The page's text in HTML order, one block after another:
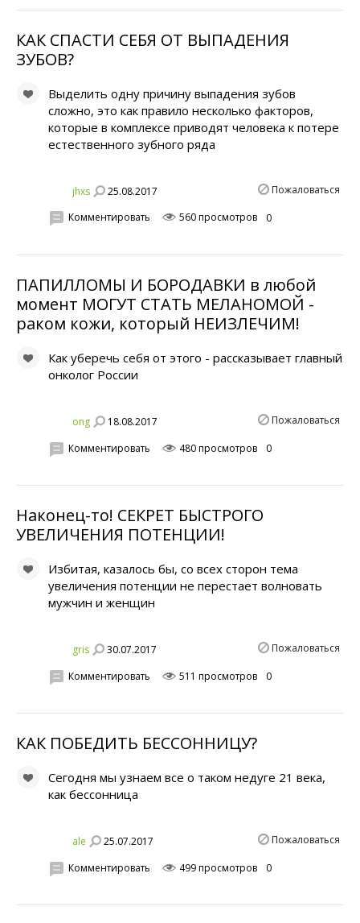
КАК СПАСТИ СЕБЯ ОТ ВЫПАДЕНИЯ
ЗУБОВ?
Выделить одну причину выпадения зубов
сложно, это как правило несколько факторов,
которые в комплексе приводят человека к потере
естественного зубного ряда
jhxs 25.08.2017 Пожаловаться
Комментировать 560 просмотров 0
ПАПИЛЛОМЫ И БОРОДАВКИ в любой
момент МОГУТ СТАТЬ МЕЛАНОМОЙ -
раком кожи, который НЕИЗЛЕЧИM!
Как уберечь себя от этого - рассказывает главный
онколог России
ong 18.08.2017 Пожаловаться
Комментировать 480 просмотров 0
Наконец-то! СЕКРЕТ БЫСТРОГО
УВЕЛИЧЕНИЯ ПОТЕHЦИИ!
Избитая, казалось бы, со всех сторон тема
увеличения потенции не перестает волновать
мужчин и женщин
gris 30.07.2017 Пожаловаться
Комментировать 511 просмотров 0
КАК ПОБЕДИТЬ БЕССОНHИЦУ?
Сегодня мы узнаем все о таком недуге 21 века,
как бессонница
ale 25.07.2017 Пожаловаться
Комментировать 499 просмотров 0